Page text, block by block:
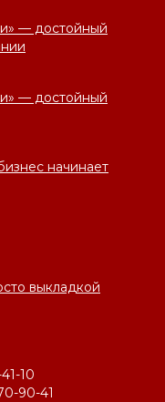
— достойный
— достойный
начинает
выкладкой
10
90-41